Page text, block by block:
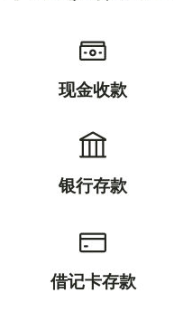
现金收款
银行存款
借记卡存款